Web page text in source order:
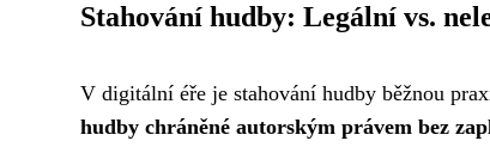
Stahování hudby: Legální vs.
V digitální éře je stahování hudby běžnou
hudby chráněné autorským právem bez